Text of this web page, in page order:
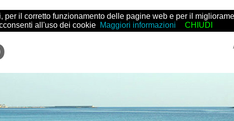
il corretto funzionamento delle pagine web e per il
all'uso dei cookie
Maggiori informazioni CHIUDI